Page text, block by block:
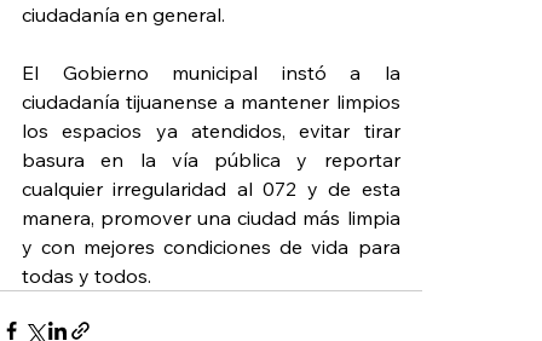
ciudadanía en general.
El Gobierno municipal instó a la
ciudadanía tijuanense a mantener limpios
los espacios ya atendidos, evitar tirar
basura en la vía pública y reportar
cualquier irregularidad al 072 y de esta
manera, promover una ciudad más limpia
y con mejores condiciones de vida para
todas y todos.